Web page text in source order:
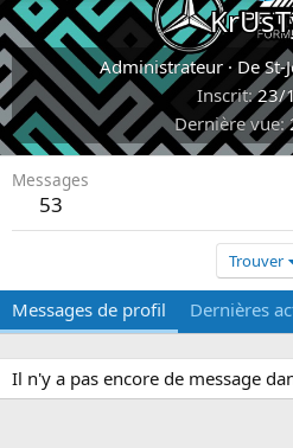
Administrateur · DeSt-
Inscrit 23/
Dernière vue
Messages
53
Trouver
Messages de profil Dernières
Il n'y a pas encore de message